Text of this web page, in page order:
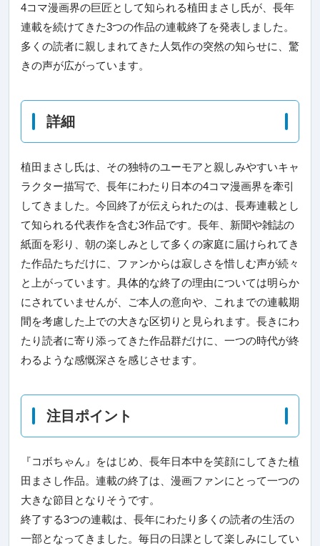
4コマ漫画界の巨匠として知られる植田まさし氏が、長年
連載を続けてきた3つの作品の連載終了を発表しました。
多くの読者に親しまれてきた人気作の突然の知らせに、驚
きの声が広がっています。
詳細
植田まさし氏は、その独特のユーモアと親しみやすいキャ
ラクター描写で、長年にわたり日本の4コマ漫画界を牽引
してきました。今回終了が伝えられたのは、長寿連載とし
て知られる代表作を含む3作品です。長年、新聞や雑誌の
紙面を彩り、朝の楽しみとして多くの家庭に届けられてき
た作品たちだけに、ファンからは寂しさを惜しむ声が続々
と上がっています。具体的な終了の理由については明らか
にされていませんが、ご本人の意向や、これまでの連載期
間を考慮した上での大きな区切りと見られます。長きにわ
たり読者に寄り添ってきた作品群だけに、一つの時代が終
わるような感慨深さを感じさせます。
注目ポイント
『コボちゃん』をはじめ、長年日本中を笑顔にしてきた植
田まさし作品。連載の終了は、漫画ファンにとって一つの
大きな節目となりそうです。
終了する3つの連載は、長年にわたり多くの読者の生活の
一部となってきました。毎日の日課として楽しみにしてい